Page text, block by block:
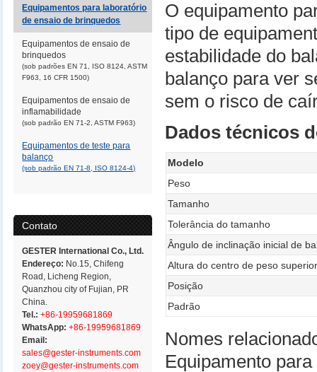
Equipamentos para laboratório
de ensaio de brinquedos
Equipamentos de ensaio de
brinquedos
(sob padrões EN 71, ISO 8124, ASTM
F963, 16 CFR 1500)
Equipamentos de ensaio de
inflamabilidade
(sob padrão EN 71-2, ASTM F963)
Equipamentos de teste para
balanço
(sob padrão EN 71-8, ISO 8124-4)
Contato
GESTER International Co., Ltd.
Endereço: No.15, Chifeng
Road, Licheng Region,
Quanzhou city of Fujian, PR
China.
Tel.: +86-19959681869
WhatsApp: +86-19959681869
Email:
sales@gester-instruments.com
zoey@gester-instruments.com
O equipamento
tipo de
estabilidade do
balanço para ver
sem o risco de
Dados técnicos
Modelo
Peso
Tamanho
Tolerância do tamanho
Ângulo de inclinação inicial de
Altura do centro de peso
Posição
Padrão
Nomes
Equipamento